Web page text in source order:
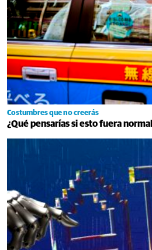
Costumbres que no creerás
¿Qué pensarías si esto fuera